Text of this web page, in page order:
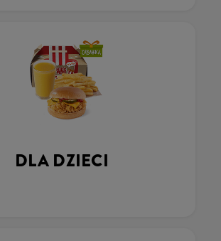
DLA DZIECI